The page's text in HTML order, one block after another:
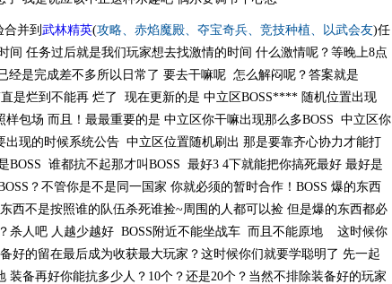
并到 武林精英(攻略、 赤焰魔殿、 夺宝奇兵、 竞技种植、 以武会友)任
间 任务过后就是我们玩家想去找激情的时间 什么激情呢？等晚上8点
经是完成差不多所以日常了 要去干嘛呢 怎么解闷呢？答案就是
是烂到不能再 烂了 现在更新的是 中立区BOSS**** 随机位置出现
样包场 而且！最最重要的是 中立区你干嘛出现那么多BOSS 中立区你
出现的时候系统公告 中立区位置随机刷出 那是要靠齐心协力才能打
BOSS 谁都抗不起那才叫BOSS 最好3 4下就能把你搞死最好 最好是
？不管你是不是同一国家 你就必须的暂时合作！BOSS 爆的东西
西不是按照谁的队伍杀死谁捡~周围的人都可以捡 但是爆的东西都必
杀人吧 人越少越好 BOSS附近不能坐战车 而且不能原地 这时候你
好的留在最后成为收获最大玩家？这时候你们就要学聪明了 先一起
装备再好你能抗多少人？10个？还是20个？当然不排除装备好的玩家